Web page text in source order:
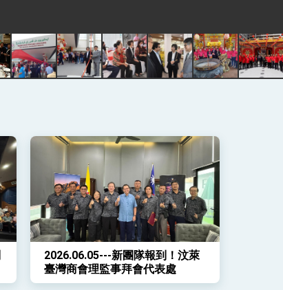
2026.06.05---新團隊報到！汶萊
臺灣商會理監事拜會代表處